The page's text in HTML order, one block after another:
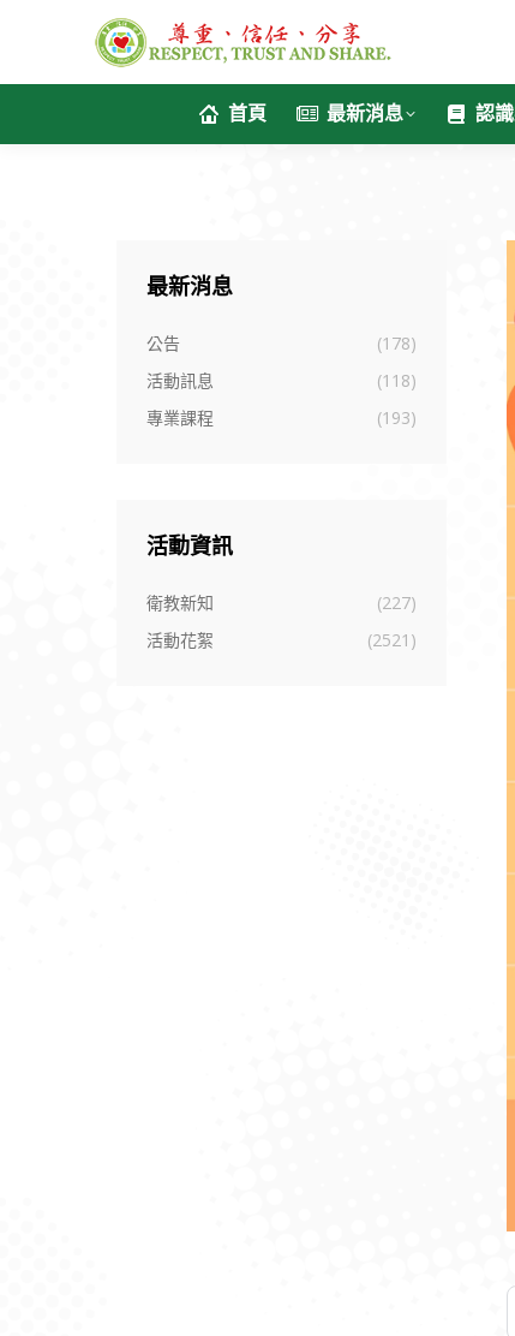
首頁 最新消息 認
最新消息
公告
(178)
活動訊息
(118)
專業課程
(193)
活動資訊
衛教新知
(227)
活動花絮
(2521)